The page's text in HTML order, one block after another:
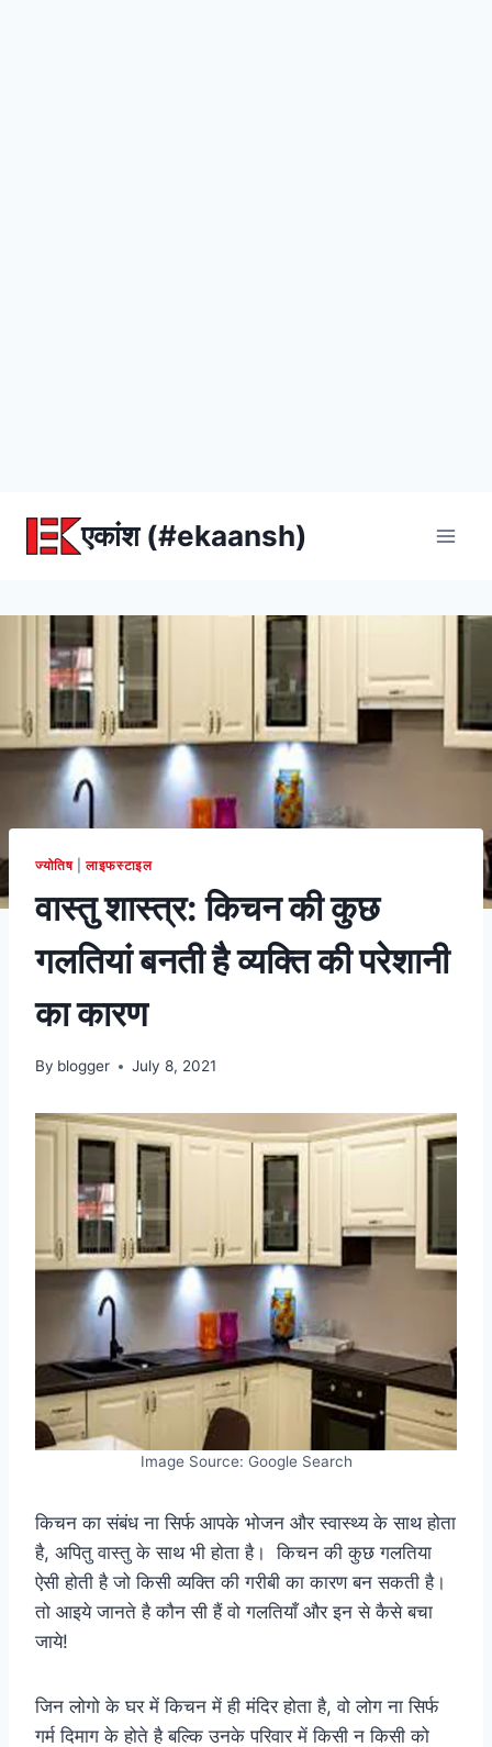
एकांश (#ekaansh)
ज्योतिष|लाइफस्टाइल
वास्तु शास्त्र: किचन की कुछ
गलतियां बनती है व्यक्ति की परेशानी
का कारण
By blogger July 8, 2021
Image Source: Google Search
किचन का संबंध ना सिर्फ आपके भोजन और स्वास्थ्य के साथ होता
है, अपितु वास्तु के साथ भी होता है। किचन की कुछ गलतिया
ऐसी होती है जो किसी व्यक्ति की गरीबी का कारण बन सकती है।
तो आइये जानते है कौन सी हैं वो गलतियाँ और इन से कैसे बचा
जाये!
जिन लोगो के घर में किचन में ही मंदिर होता है, वो लोग ना सिर्फ
गर्म दिमाग के होते है बल्कि उनके परिवार में किसी न किसी को